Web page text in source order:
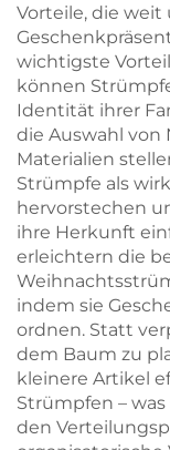
Vorteile, die
wichtigste
können
Identität ihrer
die Auswahl von
Materialien
Strümpfe als
hervorstechen
ihre Herkunft
erleichtern die
indem sie
ordnen. Statt
dem Baum zu
kleinere Artikel
Strümpfen –
den